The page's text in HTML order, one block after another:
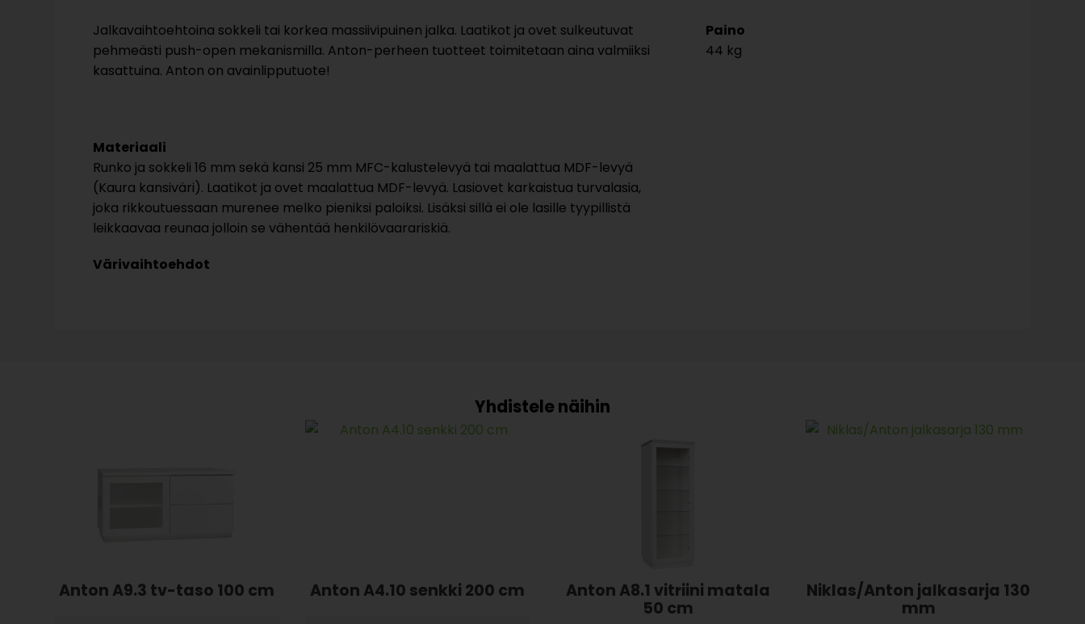
Jalkavaihtoehtoina sokkeli tai korkea massiivipuinen jalka. Laatikot ja ovet sulkeutuvat
pehmeästi push-open mekanismilla. Anton-perheen tuotteet toimitetaan aina valmiiksi
kasattuina. Anton on avainlipputuote!
Materiaali
Runko ja sokkeli 16 mm sekä kansi 25 mm MFC-kalustelevyä tai maalattua MDF-levyä
(Kaura kansiväri). Laatikot ja ovet maalattua MDF-levyä. Lasiovet karkaistua turvalasia,
joka rikkoutuessaan murenee melko pieniksi paloiksi. Lisäksi sillä ei ole lasille tyypillistä
leikkaavaa reunaa jolloin se vähentää henkilövaarariskiä.
Värivaihtoehdot
Paino
44 kg
Anton A9.3 tv-taso 100 cm Anton A4.10 senkki 200 cm
Anton A8.1 vitriini matala
50 cm
Niklas/Anton jalkasarja 130
mm